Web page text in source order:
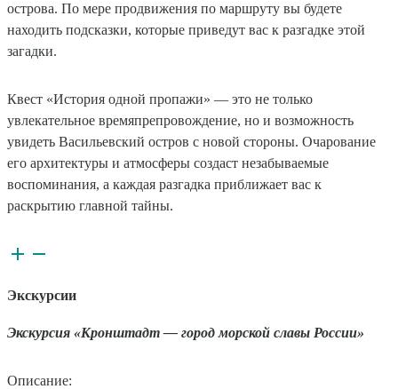
острова. По мере продвижения по маршруту вы будете
находить подсказки, которые приведут вас к разгадке этой
загадки.
Квест «История одной пропажи» — это не только
увлекательное времяпрепровождение, но и возможность
увидеть Васильевский остров с новой стороны. Очарование
его архитектуры и атмосферы создаст незабываемые
воспоминания, а каждая разгадка приближает вас к
раскрытию главной тайны.
Экскурсии
Экскурсия «Кронштадт — город морской славы России»
Описание: